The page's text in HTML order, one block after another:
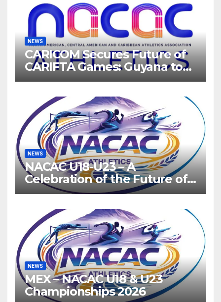
NEWS
CARICOM Secures Future of
CARIFTA Games: Guyana to
Host 2027, Barbados 2028
NEWS
NACAC U18-U23 – A
Celebration of the Future of
Athletics
NEWS
MEX – NACAC U18 & U23
Championships 2026